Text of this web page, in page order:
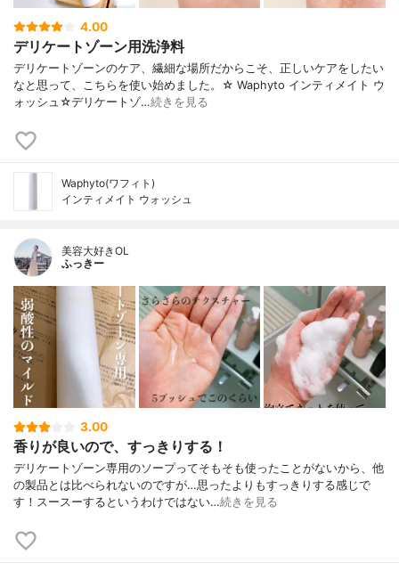
4.00
デリケートゾーン用洗浄料
デリケートゾーンのケア、繊細な場所だからこそ、正しいケアをしたい
なと思って、こちらを使い始めました。☆ Waphyto インティメイト ウ
ォッシュ☆デリケートゾ…続きを見る
Waphyto(ワフィト)
インティメイト ウォッシュ
美容大好きOL
ふっきー
3.00
香りが良いので、すっきりする！
デリケートゾーン専用のソープってそもそも使ったことがないから、他
の製品とは比べられないのですが…思ったよりもすっきりする感じで
す！スースーするというわけではない…続きを見る